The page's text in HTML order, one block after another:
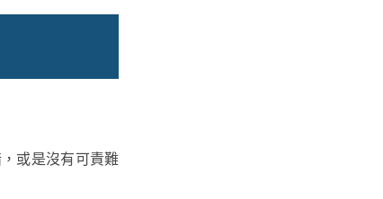
或是沒有可責難